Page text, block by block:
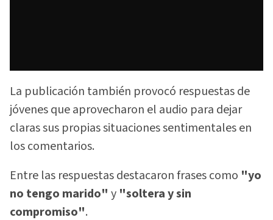
La publicación también provocó respuestas de
jóvenes que aprovecharon el audio para dejar
claras sus propias situaciones sentimentales en
los comentarios.
Entre las respuestas destacaron frases como "yo
no tengo marido" y "soltera y sin
compromiso".